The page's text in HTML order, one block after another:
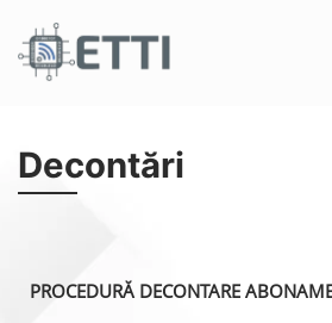
Decontări
PROCEDURĂ DECONTARE